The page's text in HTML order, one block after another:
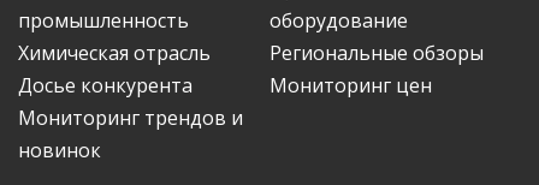
промышленность
оборудование
Химическая отрасль
Региональные обзоры
Досье конкурента
Мониторинг цен
Мониторинг трендов и
новинок